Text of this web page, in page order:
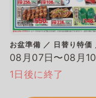
お盆準備 ／ 日替り特価
08月07日〜08月
1日後に終了